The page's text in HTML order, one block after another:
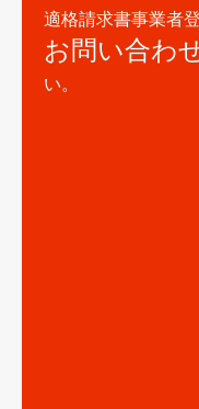
適格請求書事業者
お問い合わ
い。